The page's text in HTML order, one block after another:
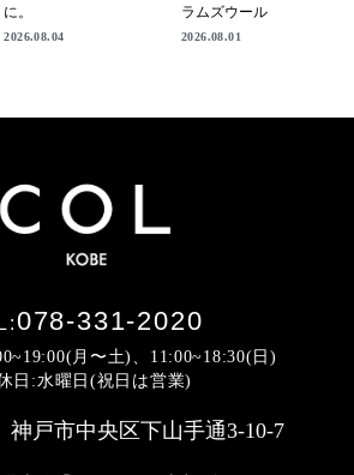
に。
2026.08.04
ラムズウール
2026.08.01
078-331-2020
月〜土)、11:00~18:30(日)
日:水曜日(祝日は営業)
戸市中央区下山手通3-10-7